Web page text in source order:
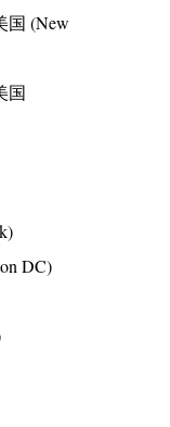
国 (New
国
DC)